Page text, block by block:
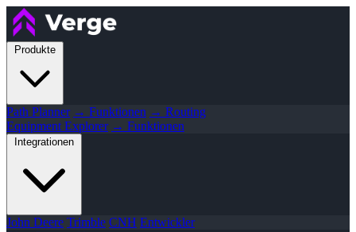
Produkte
Path Planner → Funktionen → Routing
Equipment Explorer → Funktionen
Integrationen
John Deere Trimble CNH Entwickler